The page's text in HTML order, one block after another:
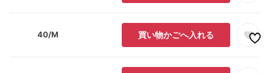
40/M 買い物かごへ入れる